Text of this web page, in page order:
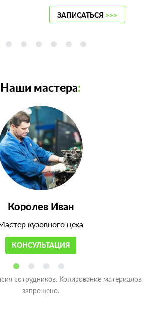
ЗАПИСАТЬСЯ >>>
Наши мастера:
Королев Иван
кузовного цеха
КОНСУЛЬТАЦИЯ
сотрудников. Копирование материалов
запрещено.